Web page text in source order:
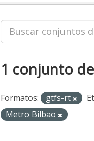
1 conjunto
Formatos: gtfs-rt
Metro Bilbao